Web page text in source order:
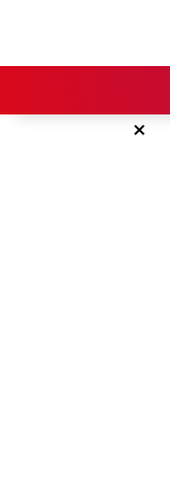
×